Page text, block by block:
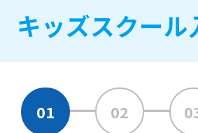
キッズスクール